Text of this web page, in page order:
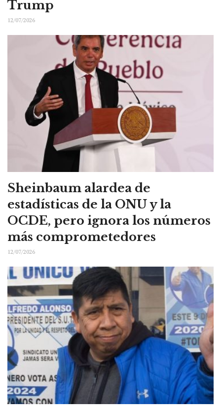
Trump
12/07/2026
Sheinbaum alardea de
estadísticas de la ONU y la
OCDE, pero ignora los números
más comprometedores
12/07/2026